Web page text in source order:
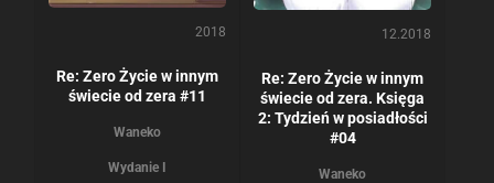
2018
Re: Zero Życie w innym
świecie od zera #11
Waneko
Wydanie I
12.2018
Re: Zero Życie w innym
świecie od zera. Księga
2: Tydzień w posiadłości
#04
Waneko